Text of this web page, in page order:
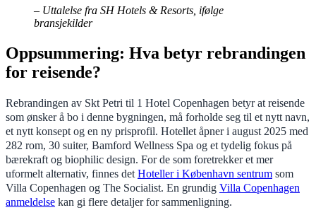
– Uttalelse fra SH Hotels & Resorts, ifølge
bransjekilder
Oppsummering: Hva betyr rebrandingen
for reisende?
Rebrandingen av Skt Petri til 1 Hotel Copenhagen betyr at reisende
som ønsker å bo i denne bygningen, må forholde seg til et nytt navn,
et nytt konsept og en ny prisprofil. Hotellet åpner i august 2025 med
282 rom, 30 suiter, Bamford Wellness Spa og et tydelig fokus på
bærekraft og biophilic design. For de som foretrekker et mer
uformelt alternativ, finnes detHoteller i København sentrum som
Villa Copenhagen og The Socialist. En grundig Villa Copenhagen
anmeldelse kan gi flere detaljer for sammenligning.